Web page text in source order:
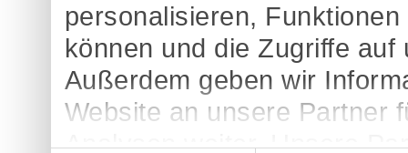
personalisieren,
können und die Zugriffe
Außerdem geben wir
Website an unsere Partner
Analysen weiter. Unsere